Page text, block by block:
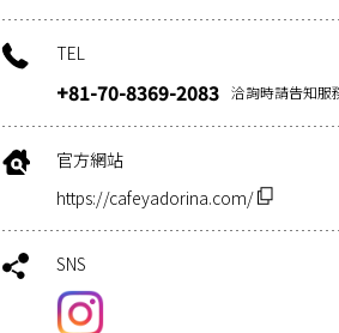
TEL
+81-70-8369-2083 洽詢時請告知服
官方網站
https://cafeyadorina.com/
SNS